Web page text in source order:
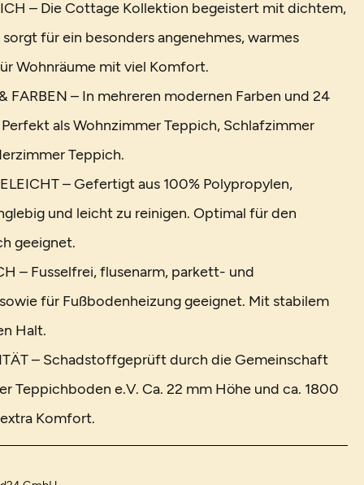
– Die Cottage Kollektion begeistert mit dichtem,
für ein besonders angenehmes, warmes
Wohnräume mit viel Komfort.
FARBEN – In mehreren modernen Farben und 24
als Wohnzimmer Teppich, Schlafzimmer
Teppich.
– Gefertigt aus 100% Polypropylen,
und leicht zu reinigen. Optimal für den
geeignet.
– Fusselfrei, flusenarm, parkett- und
für Fußbodenheizung geeignet. Mit stabilem
Halt.
– Schadstoffgeprüft durch die Gemeinschaft
Teppichboden e.V. Ca. 22 mm Höhe und ca. 1800
Komfort.